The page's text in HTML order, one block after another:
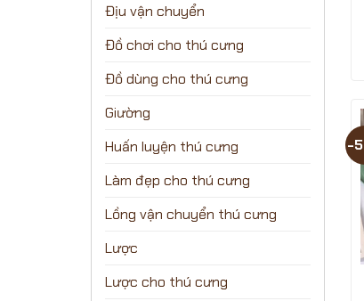
Địu vận chuyển
Đồ chơi cho thú cưng
Đồ dùng cho thú cưng
Giường
Huấn luyện thú cưng
Làm đẹp cho thú cưng
Lồng vận chuyển thú cưng
Lược
Lược cho thú cưng
-